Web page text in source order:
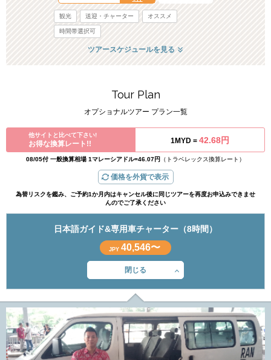
観光 送迎・チャーター オススメ
時間帯選択可
ツアースケジュールを見る
Tour Plan
オプショナルツアー プラン一覧
他サイトと比べて下さい!
お得な換算レート!! 1MYD = 42.68円
08/05付 一般換算相場 1マレーシアドル=46.07円 （トラベレックス換算レート）
価格を外貨で表示
為替リスクを鑑み、ご予約1か月内はキャンセル後に同じツアーを再度お申込みできませ
んのでご了承ください
日本語ガイド&専用車チャーター（8時間）
JPY 40,546〜
閉じる